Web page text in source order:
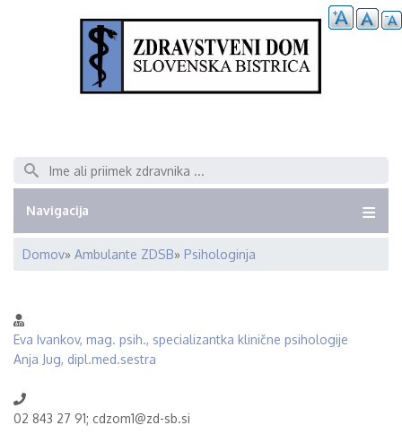
Išči
Navigacija
Breadcrumb
Domov Ambulante ZDSB Psihologinja
Eva Ivankov, mag. psih., specializantka klinične psihologije
Anja Jug, dipl.med.sestra
02 843 27 91; cdzom1@zd-sb.si